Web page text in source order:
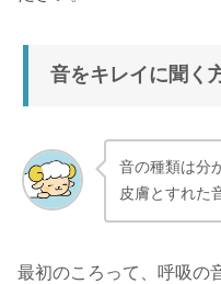
音をキレイに聞く
音の種類は分
皮膚とすれた
最初のころって、呼吸の